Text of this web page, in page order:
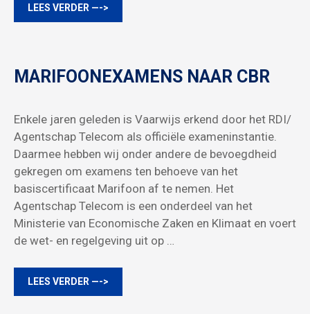
LEES VERDER —->
MARIFOONEXAMENS NAAR CBR
Enkele jaren geleden is Vaarwijs erkend door het RDI/
Agentschap Telecom als officiële exameninstantie.
Daarmee hebben wij onder andere de bevoegdheid
gekregen om examens ten behoeve van het
basiscertificaat Marifoon af te nemen. Het
Agentschap Telecom is een onderdeel van het
Ministerie van Economische Zaken en Klimaat en voert
de wet- en regelgeving uit op …
LEES VERDER —->